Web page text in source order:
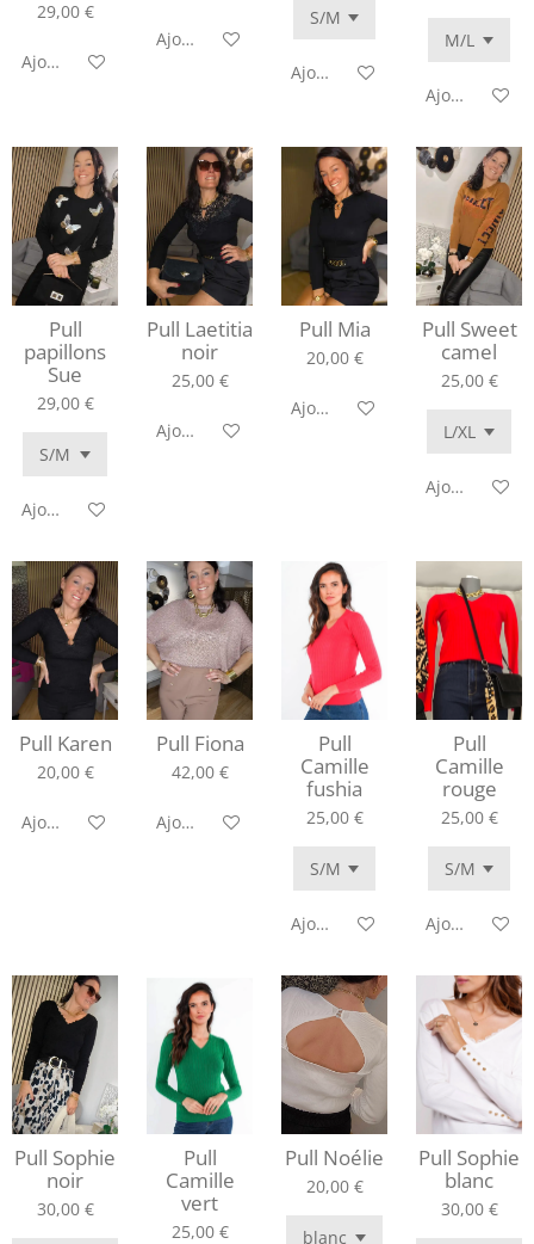
29,00 €
Ajouter au panier
Ajouter au panier
Ajouter au panier
Ajouter au
Pull
papillons
Sue
29,00 €
Ajouter au panier
Pull Laetitia
noir
25,00 €
Ajouter au panier
Pull Mia
20,00 €
Ajouter au panier
Pull Sweet
camel
25,00 €
Ajouter au
Pull Karen
20,00 €
Ajouter au panier
Pull Fiona
42,00 €
Ajouter au panier
Pull
Camille
fushia
25,00 €
Ajouter au panier
Pull
Camille
rouge
25,00 €
Ajouter au
Pull Sophie
noir
30,00 €
Pull
Camille
vert
25,00 €
Pull Noélie
20,00 €
Pull Sophie
blanc
30,00 €